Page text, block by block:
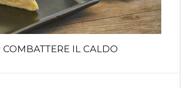
IL CALDO